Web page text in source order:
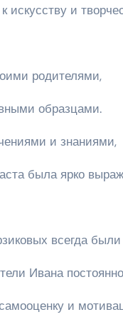
искусству и
родителями,
образцами.
и знаниями,
была ярко
всегда были
Ивана
и